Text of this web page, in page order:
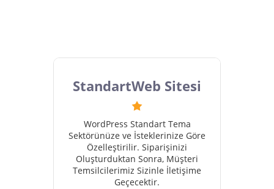
StandartWeb Sitesi
WordPress Standart Tema
Sektörünüze ve İsteklerinize Göre
Özelleştirilir. Siparişinizi
Oluşturduktan Sonra, Müşteri
Temsilcilerimiz Sizinle İletişime
Geçecektir.